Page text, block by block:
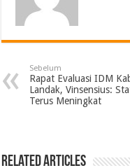
Sebelum
Rapat Evaluasi IDM
Landak, Vinsensius:
Terus Meningkat
Related Articles